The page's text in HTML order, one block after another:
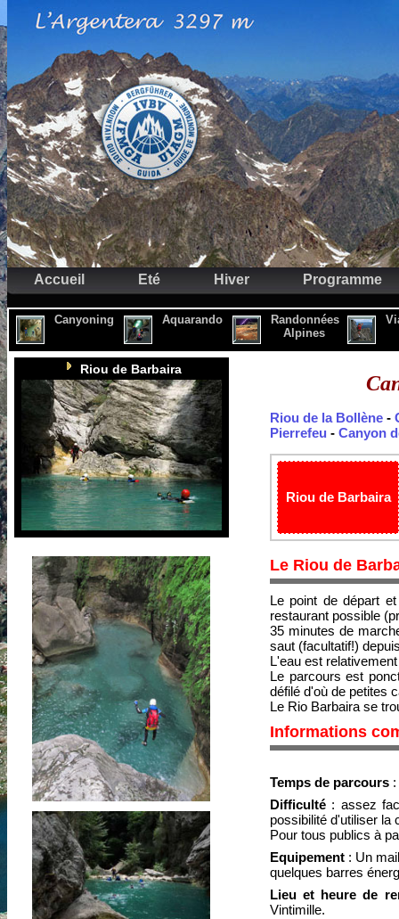
Accueil Eté Hiver Programme
Canyoning Aquarando
Randonnées
Alpines
Riou de Barbaira
Riou de la Bollène -
Pierrefeu - Canyon
Riou de Barbaira
Le Riou de
Le point de départ
restaurant possible
35 minutes de
saut (facultatif!)
L'eau est
Le parcours est
défilé d'où de petites
Le Rio Barbaira se
Informations
Temps de parcours
Difficulté : assez
possibilité d'utiliser la
Pour tous publics à
Equipement : Un
quelques barres
Lieu et heure de
Vintimille.